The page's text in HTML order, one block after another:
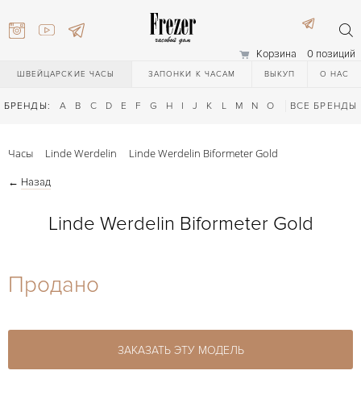
Корзина 0 позиций
ШВЕЙЦАРСКИЕ ЧАСЫ ЗАПОНКИ К ЧАСАМ ВЫКУП О НАС
БРЕНДЫ: A B C D E F G H I J K L M N O Q R S T
ВСЕ БРЕНДЫ
27-44
27-44
Часы Linde Werdelin Linde Werdelin Biformeter Gold
← Назад
Linde Werdelin Biformeter Gold
Продано
ЗАКАЗАТЬ ЭТУ МОДЕЛЬ